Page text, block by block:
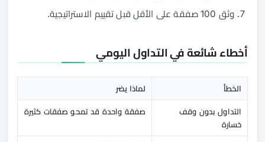
وثق 100 صفقة على الأقل قبل تقييم الاستراتيجية.
أخطاء شائعة في التداول اليومي
الخطأ لماذا يضر
التداول بدون وقف
خسارة
صفقة واحدة قد تمحو صفقات كثيرة